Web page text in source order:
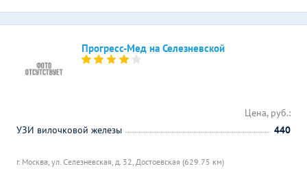
Прогресс-Мед на Селезневской
г. Москва, ул. Селезневская, д. 32, Достоевская (629.75 км)
Цена, руб.:
УЗИ вилочковой железы
440